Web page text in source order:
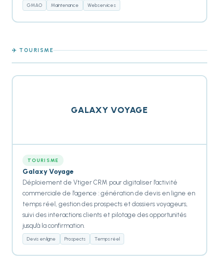
GMAO Maintenance Webservices
✈️ TOURISME
GALAXY VOYAGE
TOURISME
Galaxy Voyage
Déploiement de Vtiger CRM pour digitaliser l'activité
commerciale de l'agence : génération de devis en ligne en
temps réel, gestion des prospects et dossiers voyageurs,
suivi des interactions clients et pilotage des opportunités
jusqu'à la confirmation.
Devis en ligne Prospects Temps réel